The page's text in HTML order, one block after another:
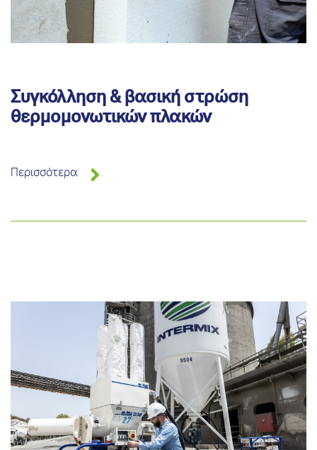
Συγκόλληση & βασική στρώση
θερμομονωτικών πλακών
Περισσότερα